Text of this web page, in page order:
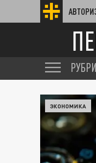
ЭКОНОМИКА